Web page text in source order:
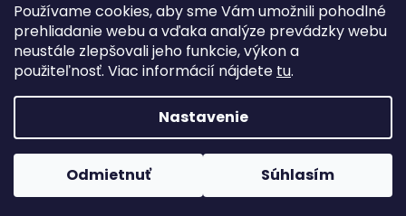
Používame cookies, aby sme Vám umožnili pohodlné
prehliadanie webu a vďaka analýze prevádzky webu
neustále zlepšovali jeho funkcie, výkon a
použiteľnosť. Viac informácií nájdete tu.
Nastavenie
Odmietnuť Súhlasím
Vytvoril Shoptet
mlady-vedec.sk
. Všetky práva
vyhradené.Upraviť nastavenie cookies
Grafický návrh vytvořil a na Shoptet implementoval
Hladatechka s.r.o.